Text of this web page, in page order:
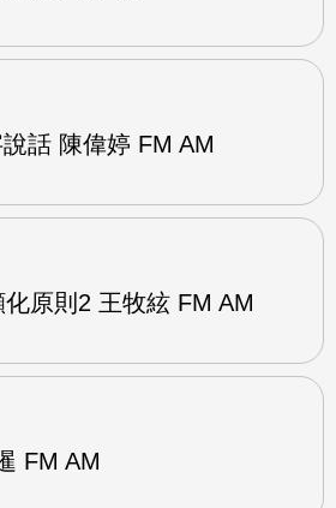
話 陳偉婷 FM AM
原則2 王牧絃 FM AM
FM AM